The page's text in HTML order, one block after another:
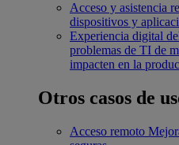
Acceso y asistencia
dispositivos y
Experiencia digital
problemas de TI de
impacten en la
Otros casos de
Acceso remoto